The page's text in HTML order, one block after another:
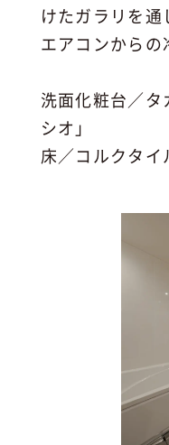
けたガラリを
エアコンからの
洗面化粧台／タ
シオ」
床／コルクタイ